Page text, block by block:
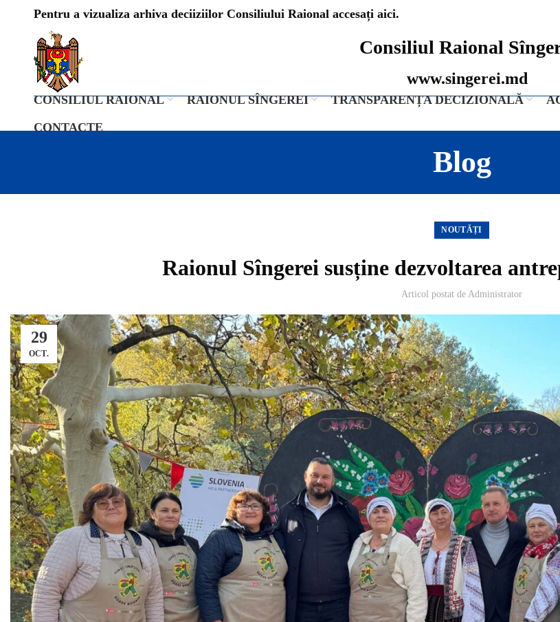
Pentru a vizualiza arhiva deciiziilor Consiliului Raional accesați aici.
Consiliul Raional
www.singerei.md
CONSILIUL RAIONAL RAIONUL SÎNGEREI TRANSPARENȚA DECIZIONALĂ
CONTACTE
Blog
NOUTĂȚI
Raionul Sîngerei susține dezvoltarea
Articol postat de Administrator
29
OCT.